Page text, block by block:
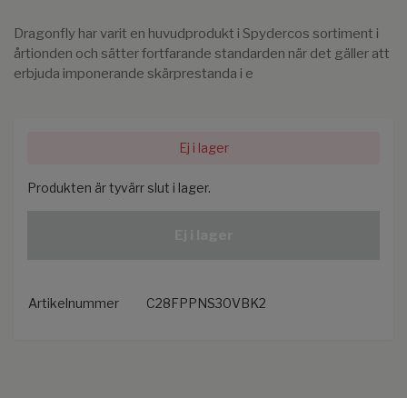
Dragonfly har varit en huvudprodukt i Spydercos sortiment i
årtionden och sätter fortfarande standarden när det gäller att
erbjuda imponerande skärprestanda i e
Ej i lager
Produkten är tyvärr slut i lager.
Artikelnummer C28FPPNS30VBK2